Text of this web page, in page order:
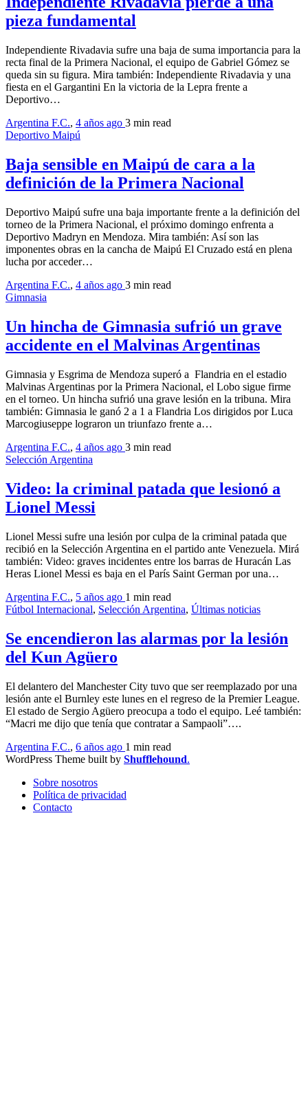
pieza fundamental
Independiente Rivadavia sufre una baja de suma importancia para la
recta final de la Primera Nacional, el equipo de Gabriel Gómez se
queda sin su figura. Mira también: Independiente Rivadavia y una
fiesta en el Gargantini En la victoria de la Lepra frente a
Deportivo…
Argentina F.C., 4 años ago 3 min read
Deportivo Maipú
Baja sensible en Maipú de cara a la
definición de la Primera Nacional
Deportivo Maipú sufre una baja importante frente a la definición del
torneo de la Primera Nacional, el próximo domingo enfrenta a
Deportivo Madryn en Mendoza. Mira también: Así son las
imponentes obras en la cancha de Maipú El Cruzado está en plena
lucha por acceder…
Argentina F.C., 4 años ago 3 min read
Gimnasia
Un hincha de Gimnasia sufrió un grave
accidente en el Malvinas Argentinas
Gimnasia y Esgrima de Mendoza superó a Flandria en el estadio
Malvinas Argentinas por la Primera Nacional, el Lobo sigue firme
en el torneo. Un hincha sufrió una grave lesión en la tribuna. Mira
también: Gimnasia le ganó 2 a 1 a Flandria Los dirigidos por Luca
Marcogiuseppe lograron un triunfazo frente a…
Argentina F.C., 4 años ago 3 min read
Selección Argentina
Video: la criminal patada que lesionó a
Lionel Messi
Lionel Messi sufre una lesión por culpa de la criminal patada que
recibió en la Selección Argentina en el partido ante Venezuela. Mirá
también: Video: graves incidentes entre los barras de Huracán Las
Heras Lionel Messi es baja en el París Saint German por una…
Argentina F.C., 5 años ago 1 min read
Fútbol Internacional, Selección Argentina, Últimas noticias
Se encendieron las alarmas por la lesión
del Kun Agüero
El delantero del Manchester City tuvo que ser reemplazado por una
lesión ante el Burnley este lunes en el regreso de la Premier League.
El estado de Sergio Agüero preocupa a todo el equipo. Leé también:
“Macri me dijo que tenía que contratar a Sampaoli”….
Argentina F.C., 6 años ago 1 min read
WordPress Theme built by Shufflehound.
Sobre nosotros
Política de privacidad
Contacto